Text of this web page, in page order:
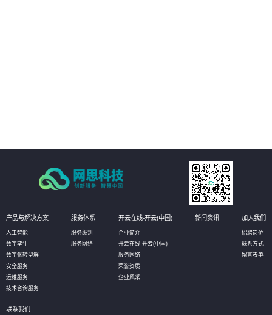
产品与解决方案
人工智能
数字孪生
数字化转型解
安全服务
运维服务
技术咨询服务
服务体系
服务级别
服务网络
开云在线-开云(中国)
企业简介
开云在线-开云(中国)
服务网络
荣誉资质
企业风采
新闻资讯 加入我们
招聘岗位
联系方式
留言表单
联系我们